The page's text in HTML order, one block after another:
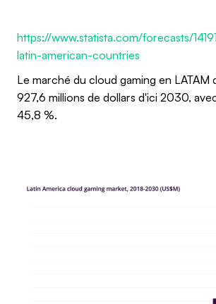
https://www.statista.com/forecasts/
latin-american-countries
Le marché du cloud gaming en LATAM
927,6 millions de dollars d'ici 2030,
45,8 %.